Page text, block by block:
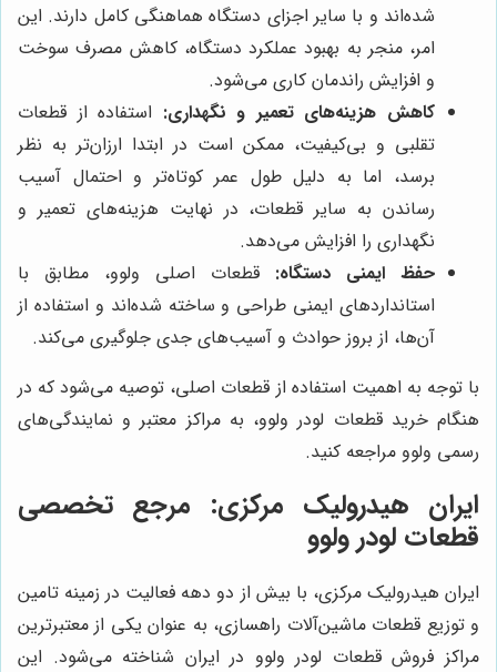
شده‌اند و با سایر اجزای دستگاه هماهنگی کامل دارند. این
امر، منجر به بهبود عملکرد دستگاه، کاهش مصرف سوخت
و افزایش راندمان کاری می‌شود.
کاهش هزینه‌های تعمیر و نگهداری: استفاده از قطعات
تقلبی و بی‌کیفیت، ممکن است در ابتدا ارزان‌تر به نظر
برسد، اما به دلیل طول عمر کوتاه‌تر و احتمال آسیب
رساندن به سایر قطعات، در نهایت هزینه‌های تعمیر و
نگهداری را افزایش می‌دهد.
حفظ ایمنی دستگاه: قطعات اصلی ولوو، مطابق با
استانداردهای ایمنی طراحی و ساخته شده‌اند و استفاده از
آن‌ها، از بروز حوادث و آسیب‌های جدی جلوگیری می‌کند.
با توجه به اهمیت استفاده از قطعات اصلی، توصیه می‌شود که در
هنگام خرید قطعات لودر ولوو، به مراکز معتبر و نمایندگی‌های
رسمی ولوو مراجعه کنید.
ایران هیدرولیک مرکزی: مرجع تخصصی
قطعات لودر ولوو
ایران هیدرولیک مرکزی، با بیش از دو دهه فعالیت در زمینه تامین
و توزیع قطعات ماشین‌آلات راهسازی، به عنوان یکی از معتبرترین
مراکز فروش قطعات لودر ولوو در ایران شناخته می‌شود. این